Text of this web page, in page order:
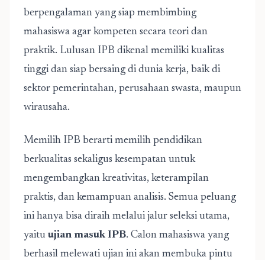
berpengalaman yang siap membimbing
mahasiswa agar kompeten secara teori dan
praktik. Lulusan IPB dikenal memiliki kualitas
tinggi dan siap bersaing di dunia kerja, baik di
sektor pemerintahan, perusahaan swasta, maupun
wirausaha.
Memilih IPB berarti memilih pendidikan
berkualitas sekaligus kesempatan untuk
mengembangkan kreativitas, keterampilan
praktis, dan kemampuan analisis. Semua peluang
ini hanya bisa diraih melalui jalur seleksi utama,
yaitu ujian masuk IPB. Calon mahasiswa yang
berhasil melewati ujian ini akan membuka pintu